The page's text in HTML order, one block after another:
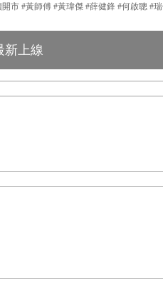
開市 #黃師傅 #黃瑋傑 #薛健鋒 #何啟聰 #
新上線